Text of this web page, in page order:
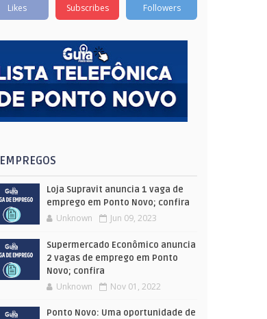
Likes Subscribes Followers
EMPREGOS
Loja Supravit anuncia 1 vaga de
emprego em Ponto Novo; confira
Unknown Jun 09, 2023
Supermercado Econômico anuncia
2 vagas de emprego em Ponto
Novo; confira
Unknown Nov 01, 2022
Ponto Novo: Uma oportunidade de